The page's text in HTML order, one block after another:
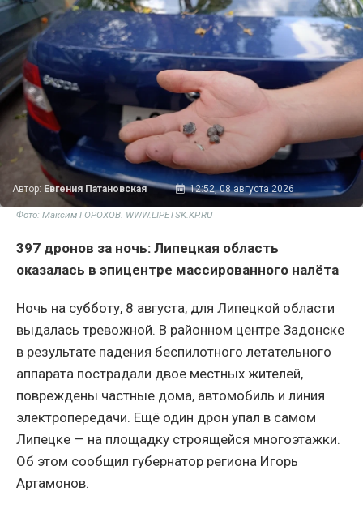
Автор: Евгения Патановская 12:52, 08 августа 2026
Фото: Максим ГОРОХОВ. WWW.LIPETSK.KP.RU
397 дронов за ночь: Липецкая область
оказалась в эпицентре массированного налёта
Ночь на субботу, 8 августа, для Липецкой области
выдалась тревожной. В районном центре Задонске
в результате падения беспилотного летательного
аппарата пострадали двое местных жителей,
повреждены частные дома, автомобиль и линия
электропередачи. Ещё один дрон упал в самом
Липецке — на площадку строящейся многоэтажки.
Об этом сообщил губернатор региона Игорь
Артамонов.